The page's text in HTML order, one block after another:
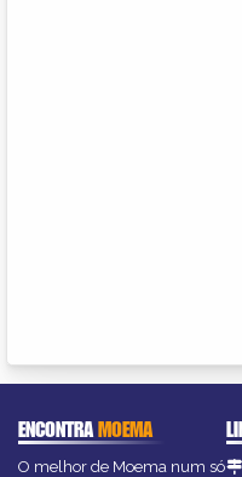
ENCONTRAMOEMA
O melhor de Moema num só